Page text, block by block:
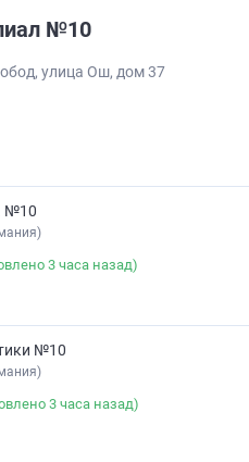
№10
улица Ош, дом 37
№10
3 часа назад)
№10
3 часа назад)